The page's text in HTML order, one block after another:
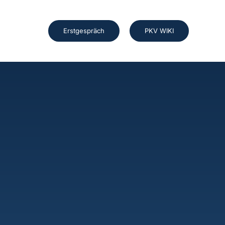
Erstgespräch PKV WIKI